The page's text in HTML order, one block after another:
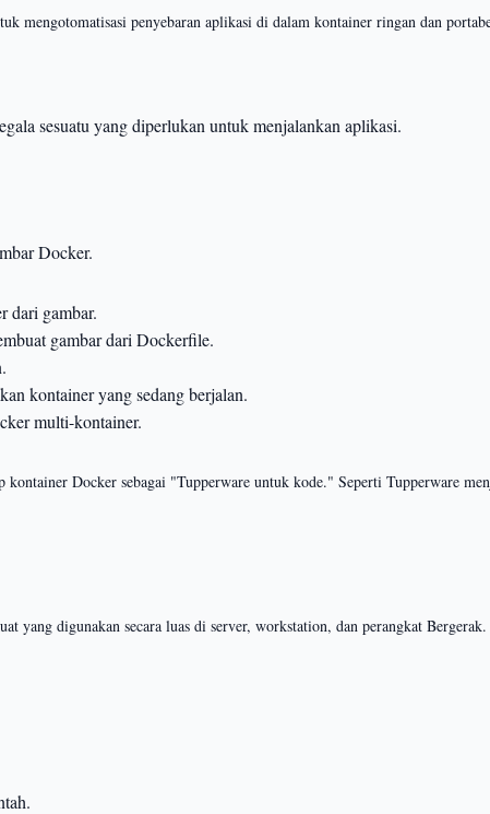
mengotomatisasi penyebaran aplikasi di dalam kontainer ringan dan
sesuatu yang diperlukan untuk menjalankan aplikasi.
Docker.
dari gambar.
gambar dari Dockerfile.
kontainer yang sedang berjalan.
multi-kontainer.
Docker sebagai "Tupperware untuk kode." Seperti Tupperware
yang digunakan secara luas di server, workstation, dan perangkat Bergerak.